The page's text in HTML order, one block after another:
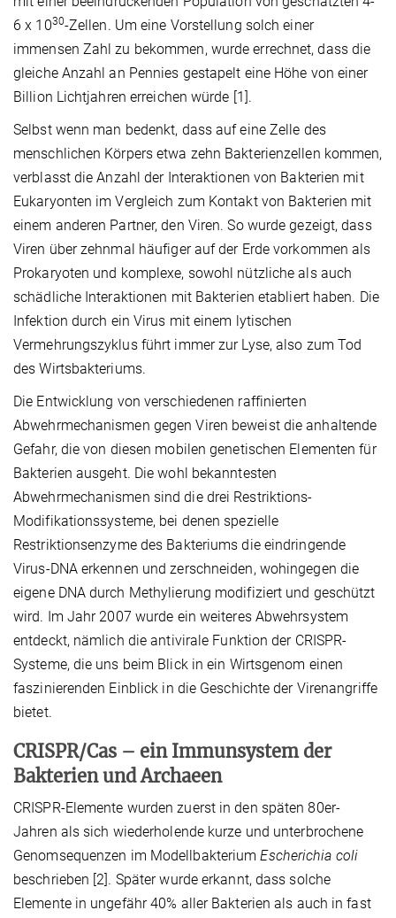
6 x 1030-Zellen. Um eine Vorstellung solch einer
immensen Zahl zu bekommen, wurde errechnet, dass die
gleiche Anzahl an Pennies gestapelt eine Höhe von einer
Billion Lichtjahren erreichen würde [1].
Selbst wenn man bedenkt, dass auf eine Zelle des
menschlichen Körpers etwa zehn Bakterienzellen kommen,
verblasst die Anzahl der Interaktionen von Bakterien mit
Eukaryonten im Vergleich zum Kontakt von Bakterien mit
einem anderen Partner, den Viren. So wurde gezeigt, dass
Viren über zehnmal häufiger auf der Erde vorkommen als
Prokaryoten und komplexe, sowohl nützliche als auch
schädliche Interaktionen mit Bakterien etabliert haben. Die
Infektion durch ein Virus mit einem lytischen
Vermehrungszyklus führt immer zur Lyse, also zum Tod
des Wirtsbakteriums.
Die Entwicklung von verschiedenen raffinierten
Abwehrmechanismen gegen Viren beweist die anhaltende
Gefahr, die von diesen mobilen genetischen Elementen für
Bakterien ausgeht. Die wohl bekanntesten
Abwehrmechanismen sind die drei Restriktions-
Modifikationssysteme, bei denen spezielle
Restriktionsenzyme des Bakteriums die eindringende
Virus-DNA erkennen und zerschneiden, wohingegen die
eigene DNA durch Methylierung modifiziert und geschützt
wird. Im Jahr 2007 wurde ein weiteres Abwehrsystem
entdeckt, nämlich die antivirale Funktion der CRISPR-
Systeme, die uns beim Blick in ein Wirtsgenom einen
faszinierenden Einblick in die Geschichte der Virenangriffe
bietet.
CRISPR/Cas – ein Immunsystem der
Bakterien und Archaeen
CRISPR-Elemente wurden zuerst in den späten 80er-
Jahren als sich wiederholende kurze und unterbrochene
Genomsequenzen im ModellbakteriumEscherichia coli
beschrieben [2]. Später wurde erkannt, dass solche
Elemente in ungefähr 40% aller Bakterien als auch in fast